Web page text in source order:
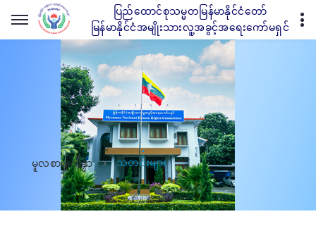
ပြည်ထောင်စုသမ္မတမြန်မာနိုင်ငံတော်
မြန်မာနိုင်ငံအမျိုးသားလူ့အခွင့်အရေးကော်မရှင်
မူလစာမျက်နှာ သတင်းများ